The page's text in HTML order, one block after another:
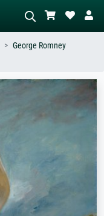
George Romney